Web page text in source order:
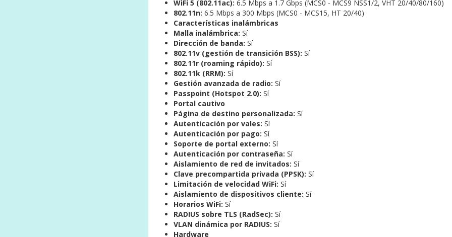
WiFi 5 (802.11ac): 6.5 Mbps a 1.7 Gbps (MCS0 - MCS9 NSS1/2, VHT 20/40/80/160)
802.11n: 6.5 Mbps a 300 Mbps (MCS0 - MCS15, HT 20/40)
Características inalámbricas
Malla inalámbrica: Sí
Dirección de banda: Sí
802.11v (gestión de transición BSS): Sí
802.11r (roaming rápido): Sí
802.11k (RRM): Sí
Gestión avanzada de radio: Sí
Passpoint (Hotspot 2.0): Sí
Portal cautivo
Página de destino personalizada: Sí
Autenticación por vales: Sí
Autenticación por pago: Sí
Soporte de portal externo: Sí
Autenticación por contraseña: Sí
Aislamiento de red de invitados: Sí
Clave precompartida privada (PPSK): Sí
Limitación de velocidad WiFi: Sí
Aislamiento de dispositivos cliente: Sí
Horarios WiFi: Sí
RADIUS sobre TLS (RadSec): Sí
VLAN dinámica por RADIUS: Sí
Hardware